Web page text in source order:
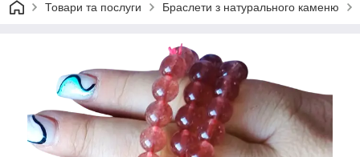
Товари та послуги Браслети з натурального каменю